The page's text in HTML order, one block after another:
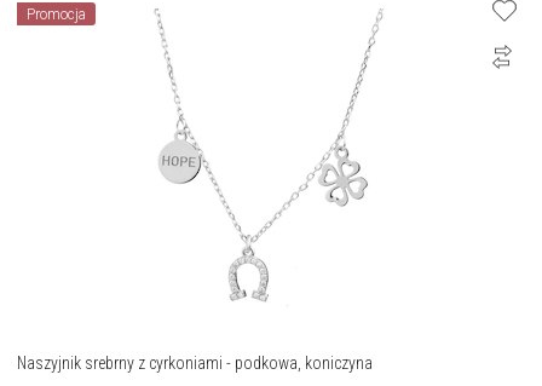
Promocja
Naszyjnik srebrny z cyrkoniami - podkowa, koniczyna